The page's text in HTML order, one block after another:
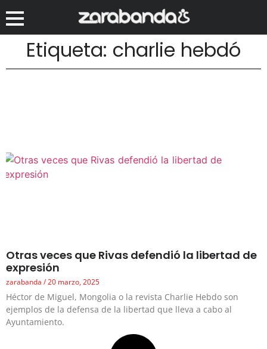
Etiqueta: charlie hebdó
Otras veces que Rivas defendió la libertad de
expresión
zarabanda 20 marzo, 2025
Héctor de Miguel, Mongolia o la revista Charlie Hebdo son
ejemplos de la defensa de la libertad que lleva a cabo al
Ayuntamiento.